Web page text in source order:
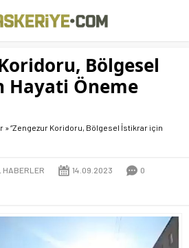
Bölgesel
Öneme
»“Zengezur Koridoru, Bölgesel İstikrar için
HABERLER 14.09.2023 0